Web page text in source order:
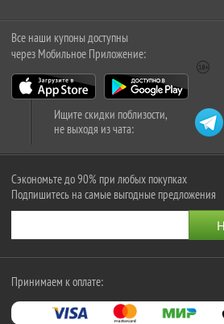
Все наши купоны доступны
через Мобильное Приложение:
Ищите скидки поблизости,
не выходя из чата:
Сэкономьте до 90% при любых покупках
Подпишитесь на самые выгодные предложения
Принимаем к оплате: